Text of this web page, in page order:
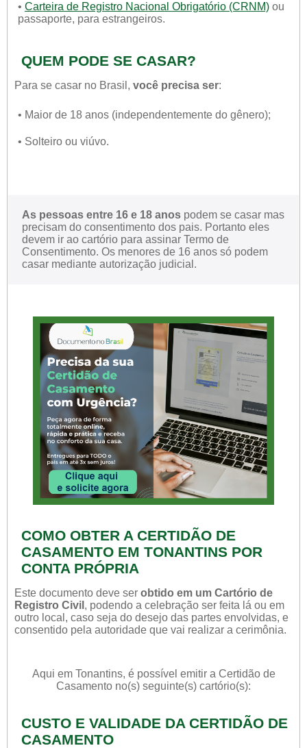
• Carteira de Registro Nacional Obrigatório (CRNM) ou
passaporte, para estrangeiros.
QUEM PODE SE CASAR?
Para se casar no Brasil, você precisa ser:
• Maior de 18 anos (independentemente do gênero);
• Solteiro ou viúvo.
As pessoas entre 16 e 18 anos podem se casar mas
precisam do consentimento dos pais. Portanto eles
devem ir ao cartório para assinar Termo de
Consentimento. Os menores de 16 anos só podem
casar mediante autorização judicial.
COMO OBTER A CERTIDÃO DE
CASAMENTO EM TONANTINS POR
CONTA PRÓPRIA
Este documento deve ser obtido em um Cartório de
Registro Civil , podendo a celebração ser feita lá ou em
outro local, caso seja do desejo das partes envolvidas, e
consentido pela autoridade que vai realizar a cerimônia.
Aqui em Tonantins, é possível emitir a Certidão de
Casamento no(s) seguinte(s) cartório(s):
CUSTO E VALIDADE DA CERTIDÃO DE
CASAMENTO